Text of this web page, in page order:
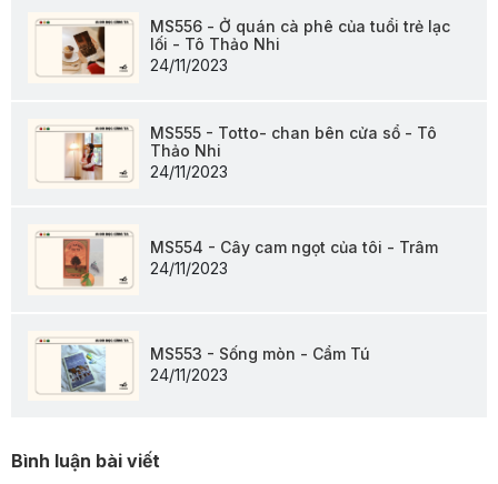
MS556 - Ở quán cà phê của tuổi trẻ lạc
lối - Tô Thảo Nhi
24/11/2023
MS555 - Totto- chan bên cửa sổ - Tô
Thảo Nhi
24/11/2023
MS554 - Cây cam ngọt của tôi - Trâm
24/11/2023
MS553 - Sống mòn - Cẩm Tú
24/11/2023
Bình luận bài viết